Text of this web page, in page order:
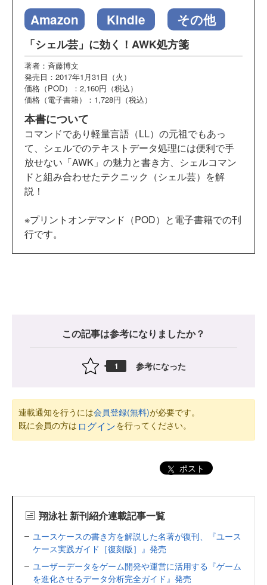
Amazon Kindle その他
「シェル芸」に効く！AWK処方箋
著者：斉藤博文
発売日：2017年1月31日（火）
価格（POD）：2,160円（税込）
価格（電子書籍）：1,728円（税込）
本書について
コマンドであり軽量言語（LL）の元祖でもあっ
て、シェルでのテキストデータ処理には便利で手
放せない「AWK」の魅力と書き方、シェルコマン
ドと組み合わせたテクニック（シェル芸）を解
説！
※プリントオンデマンド（POD）と電子書籍での刊
行です。
この記事は参考になりましたか？
1 参考になった
連載通知を行うには会員登録(無料)が必要です。
既に会員の方は ログインを行ってください。
ポスト
翔泳社 新刊紹介連載記事一覧
ユースケースの書き方を解説した名著が復刊、『ユース
ケース実践ガイド［復刻版］』発売
ユーザーデータをゲーム開発や運営に活用する『ゲーム
を進化させるデータ分析完全ガイド』発売